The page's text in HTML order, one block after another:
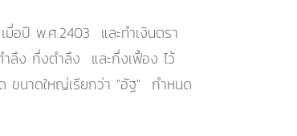
ปี พ.ศ.2403 และทำเงินตรา
ลึง กึ่งตำลึง และกึ่งเฟื้อง ไว้
ด ขนาดใหญ่เรียกว่า "อัฐ" กำหนด